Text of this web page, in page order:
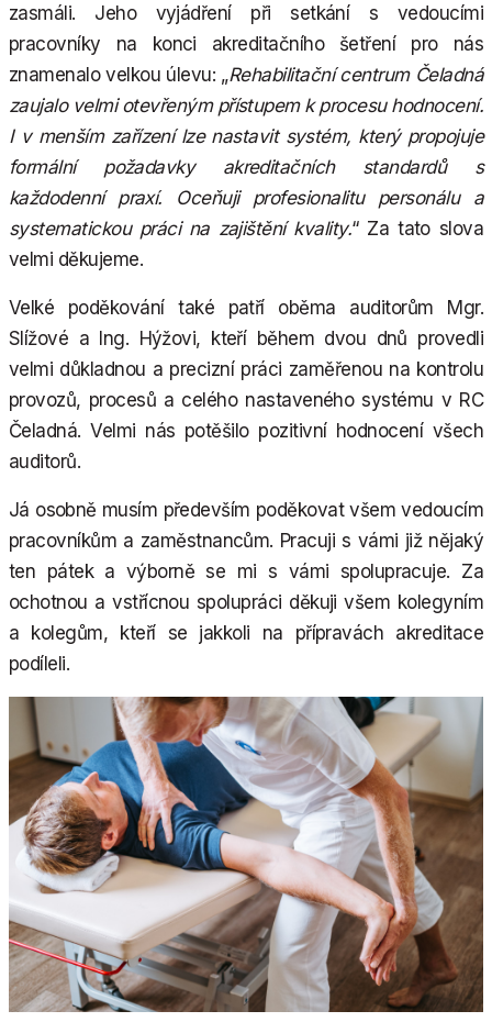
zasmáli. Jeho vyjádření při setkání s vedoucími
pracovníky na konci akreditačního šetření pro nás
znamenalo velkou úlevu: „Rehabilitační centrum Čeladná
zaujalo velmi otevřeným přístupem k procesu hodnocení.
I v menším zařízení lze nastavit systém, který propojuje
formální požadavky akreditačních standardů s
každodenní praxí. Oceňuji profesionalitu personálu a
systematickou práci na zajištění kvality.“ Za tato slova
velmi děkujeme.
Velké poděkování také patří oběma auditorům Mgr.
Slížové a Ing. Hýžovi, kteří během dvou dnů provedli
velmi důkladnou a precizní práci zaměřenou na kontrolu
provozů, procesů a celého nastaveného systému v RC
Čeladná. Velmi nás potěšilo pozitivní hodnocení všech
auditorů.
Já osobně musím především poděkovat všem vedoucím
pracovníkům a zaměstnancům. Pracuji s vámi již nějaký
ten pátek a výborně se mi s vámi spolupracuje. Za
ochotnou a vstřícnou spolupráci děkuji všem kolegyním
a kolegům, kteří se jakkoli na přípravách akreditace
podíleli.